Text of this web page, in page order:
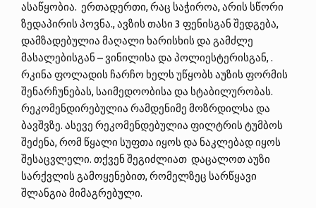
ასაწყობია. ერთადერთი, რაც საჭიროა, არის სწორი
ზედაპირის პოვნა., ავზის თასი 3 ფენისგან შედგება,
დამზადებულია მაღალი ხარისხის და გამძლე
მასალებისგან – ვინილისა და პოლიესტერისგან, .
რკინა ფოლადის ჩარჩო ხელს უწყობს აუზის ფორმის
შენარჩუნებას, საიმედოობისა და სტაბილურობას.
რეკომენდირებულია რამდენიმე მოზრდილსა და
ბავშვზე. ასევე რეკომენდებულია ფილტრის ტუმბოს
შეძენა, რომ წყალი სუფთა იყოს და ნაკლებად იყოს
შესაცვლელი. თქვენ შეგიძლიათ დაცალოთ აუზი
სარქვლის გამოყენებით, რომელზეც სარწყავი
შლანგია მიმაგრებული.